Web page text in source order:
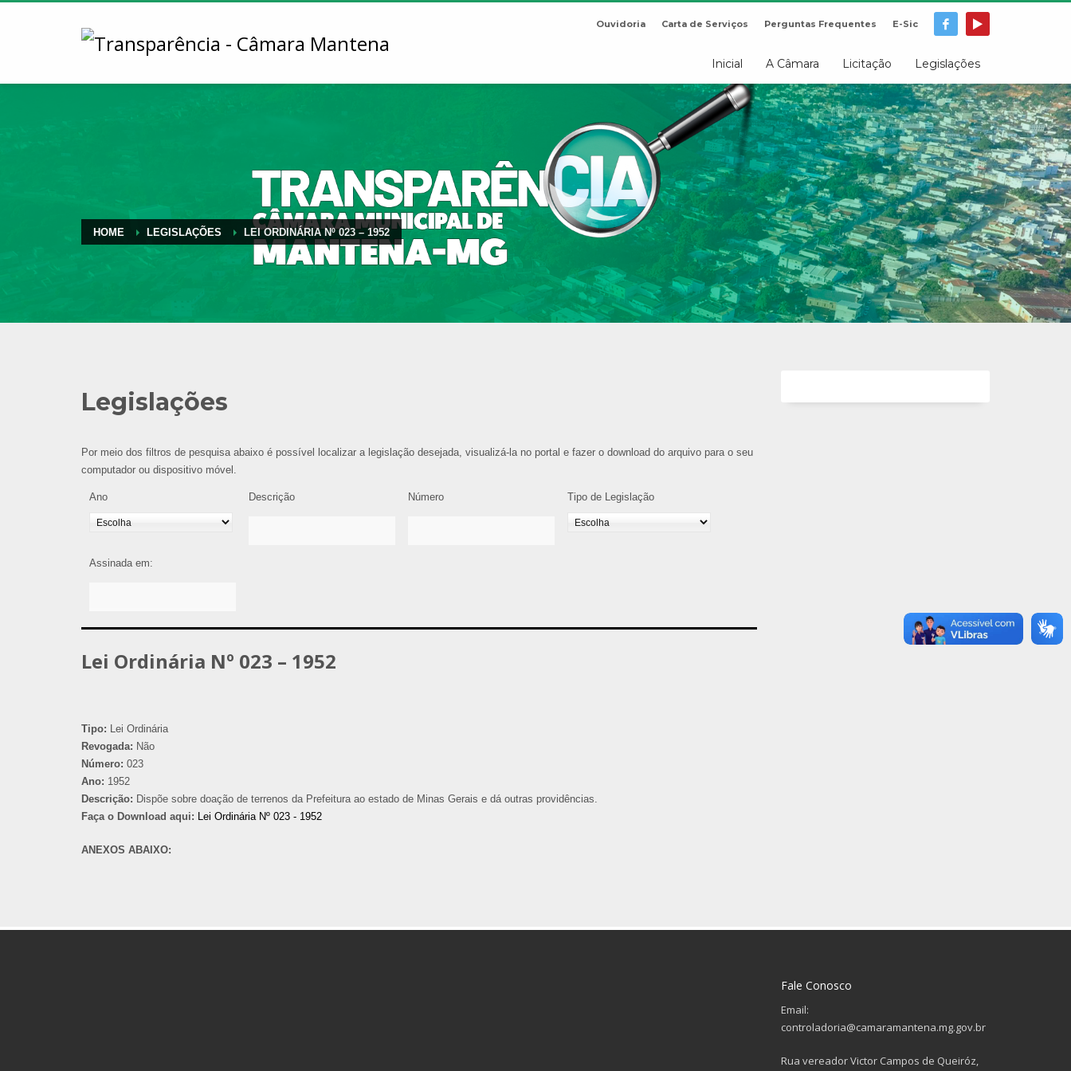
Ouvidoria Carta de Serviços Perguntas Frequentes E-Sic
Inicial A Câmara Licitação Legislações
HOME LEGISLAÇÕES LEI ORDINÁRIA Nº 023 – 1952
Legislações
Por meio dos filtros de pesquisa abaixo é possível localizar a legislação desejada, visualizá-la no portal e fazer o download do arquivo para o seu
computador ou dispositivo móvel.
Ano Descrição Número Tipo de Legislação
Assinada em:
Lei Ordinária Nº 023 – 1952
Tipo: Lei Ordinária
Revogada: Não
Número: 023
Ano: 1952
Descrição: Dispõe sobre doação de terrenos da Prefeitura ao estado de Minas Gerais e dá outras providências.
Faça o Download aqui: Lei Ordinária Nº 023 - 1952
ANEXOS ABAIXO:
Fale Conosco
Email:
controladoria@camaramantena.mg.gov.br
Rua vereador Victor Campos de Queiróz,